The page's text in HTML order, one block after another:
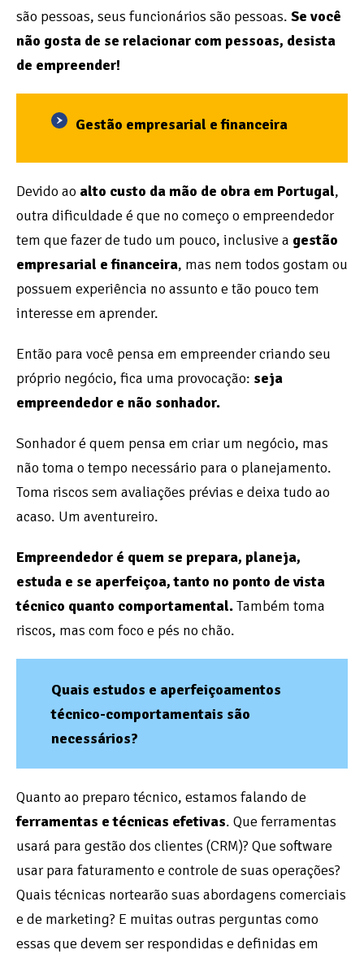
são pessoas, seus funcionários são pessoas. Se você
não gosta de se relacionar com pessoas, desista
de empreender!
Gestão empresarial e financeira
Devido ao alto custo da mão de obra em Portugal,
outra dificuldade é que no começo o empreendedor
tem que fazer de tudo um pouco, inclusive a gestão
empresarial e financeira, mas nem todos gostam ou
possuem experiência no assunto e tão pouco tem
interesse em aprender.
Então para você pensa em empreender criando seu
próprio negócio, fica uma provocação: seja
empreendedor e não sonhador.
Sonhador é quem pensa em criar um negócio, mas
não toma o tempo necessário para o planejamento.
Toma riscos sem avaliações prévias e deixa tudo ao
acaso. Um aventureiro.
Empreendedor é quem se prepara, planeja,
estuda e se aperfeiçoa, tanto no ponto de vista
técnico quanto comportamental.Também toma
riscos, mas com foco e pés no chão.
Quais estudos e aperfeiçoamentos
técnico-comportamentais são
necessários?
Quanto ao preparo técnico, estamos falando de
ferramentas e técnicas efetivas. Que ferramentas
usará para gestão dos clientes (CRM)? Que software
usar para faturamento e controle de suas operações?
Quais técnicas nortearão suas abordagens comerciais
e de marketing? E muitas outras perguntas como
essas que devem ser respondidas e definidas em